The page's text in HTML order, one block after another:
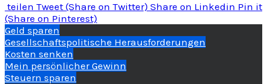
teilen Tweet (Share on Twitter) Share on Linkedin Pin it
(Share on Pinterest)
Geld sparen
Gesellschaftspolitische Herausforderungen
Kosten senken
Mein persönlicher Gewinn
Steuern sparen